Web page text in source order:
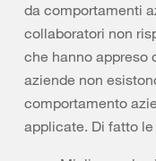
da comportamenti
collaboratori non
che hanno appreso
aziende non
comportamento
applicate. Di fatto